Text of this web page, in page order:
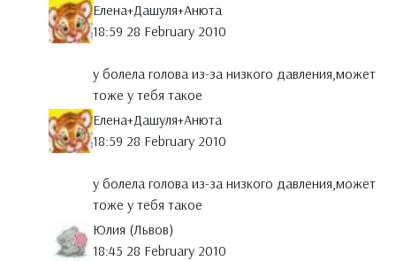
Елена+Дашуля+Анюта
18:59 28 February 2010
у болела голова из-за низкого давления,может
тоже у тебя такое
Елена+Дашуля+Анюта
18:59 28 February 2010
у болела голова из-за низкого давления,может
тоже у тебя такое
Юлия (Львов)
18:45 28 February 2010